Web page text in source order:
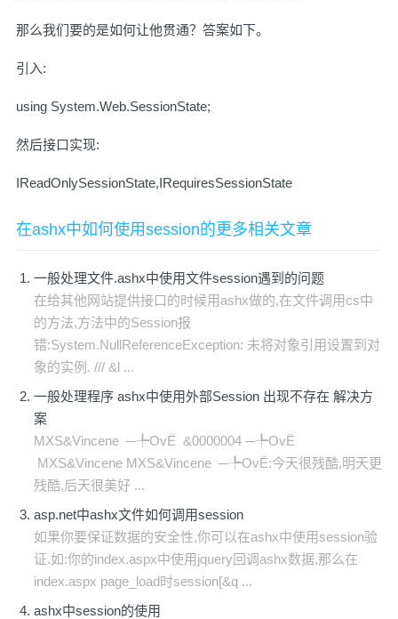
那么我们要的是如何让他贯通？答案如下。
引入:
using System.Web.SessionState;
然后接口实现:
IReadOnlySessionState,IRequiresSessionState
在ashx中如何使用session的更多相关文章
一般处理文件.ashx中使用文件session遇到的问题
在给其他网站提供接口的时候用ashx做的,在文件调用cs中
的方法,方法中的Session报
错:System.NullReferenceException: 未将对象引用设置到对
象的实例. /// &l ...
一般处理程序 ashx中使用外部Session 出现不存在 解决方
案
MXS&Vincene ─╄OvЁ &0000004 ─╄OvЁ
MXS&Vincene MXS&Vincene ─╄OvЁ:今天很残酷,明天更
残酷,后天很美好 ...
asp.net中ashx文件如何调用session
如果你要保证数据的安全性,你可以在ashx中使用session验
证.如:你的index.aspx中使用jquery回调ashx数据,那么在
index.aspx page_load时session[&q ...
ashx中session的使用